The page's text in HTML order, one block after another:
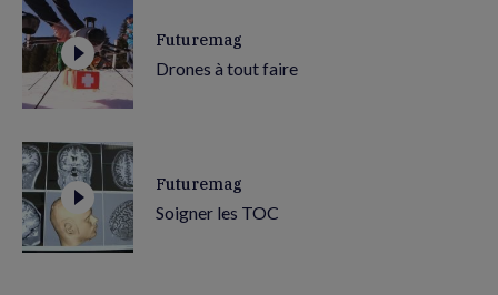
Futuremag
Drones à tout faire
Futuremag
Soigner les TOC